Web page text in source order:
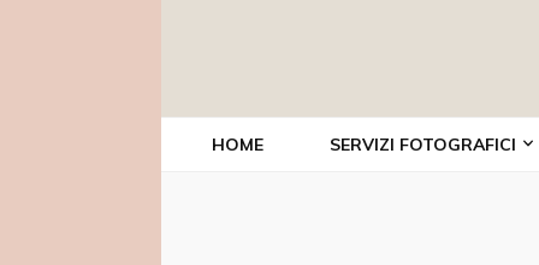
HOME SERVIZI FOTOGRAFICI